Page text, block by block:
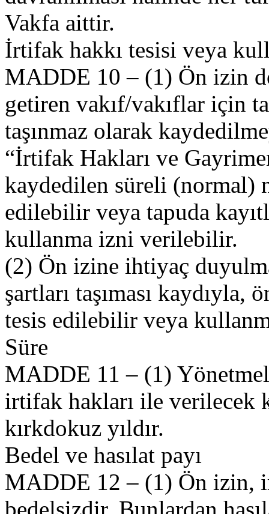
Vakfa aittir.
İrtifak hakkı tesisi veya
MADDE 10 – (1) Ön izin
getiren vakıf/vakıflar için
taşınmaz olarak
“İrtifak Hakları ve
kaydedilen süreli (normal)
edilebilir veya tapuda
kullanma izni verilebilir.
(2) Ön izine ihtiyaç
şartları taşıması
tesis edilebilir veya
Süre
MADDE 11 – (1)
irtifak hakları ile verilecek
kırkdokuz yıldır.
Bedel ve hasılat payı
MADDE 12 – (1) Ön izin,